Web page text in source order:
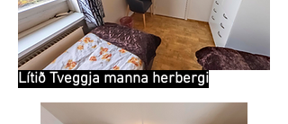
Lítið Tveggja manna herbergi